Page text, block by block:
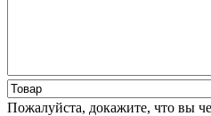
Пожалуйста, докажите, что вы